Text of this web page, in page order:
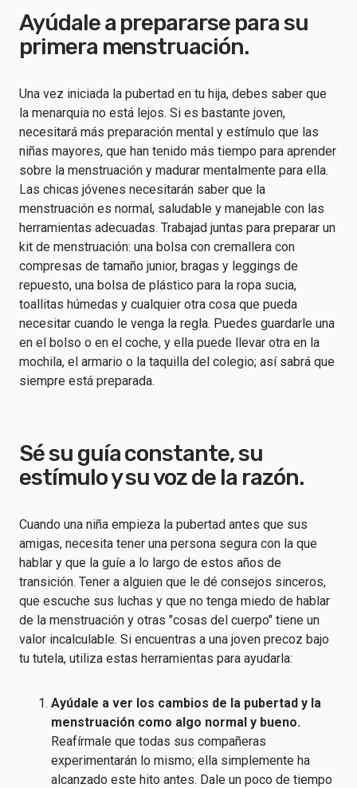
Ayúdale a prepararse para su
primera menstruación.
Una vez iniciada la pubertad en tu hija, debes saber que
la menarquia no está lejos. Si es bastante joven,
necesitará más preparación mental y estímulo que las
niñas mayores, que han tenido más tiempo para aprender
sobre la menstruación y madurar mentalmente para ella.
Las chicas jóvenes necesitarán saber que la
menstruación es normal, saludable y manejable con las
herramientas adecuadas. Trabajad juntas para preparar un
kit de menstruación: una bolsa con cremallera con
compresas de tamaño junior, bragas y leggings de
repuesto, una bolsa de plástico para la ropa sucia,
toallitas húmedas y cualquier otra cosa que pueda
necesitar cuando le venga la regla. Puedes guardarle una
en el bolso o en el coche, y ella puede llevar otra en la
mochila, el armario o la taquilla del colegio; así sabrá que
siempre está preparada.
Sé su guía constante, su
estímulo y su voz de la razón.
Cuando una niña empieza la pubertad antes que sus
amigas, necesita tener una persona segura con la que
hablar y que la guíe a lo largo de estos años de
transición. Tener a alguien que le dé consejos sinceros,
que escuche sus luchas y que no tenga miedo de hablar
de la menstruación y otras "cosas del cuerpo" tiene un
valor incalculable. Si encuentras a una joven precoz bajo
tu tutela, utiliza estas herramientas para ayudarla:
Ayúdale a ver los cambios de la pubertad y la
menstruación como algo normal y bueno.
Reafírmale que todas sus compañeras
experimentarán lo mismo; ella simplemente ha
alcanzado este hito antes. Dale un poco de tiempo